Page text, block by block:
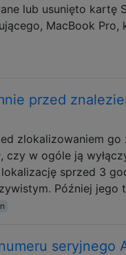
lub usunięto kartę
MacBook Pro,
przed
zlokalizowaniem
w ogóle ją
sprzed 3
Później jego
seryjnego